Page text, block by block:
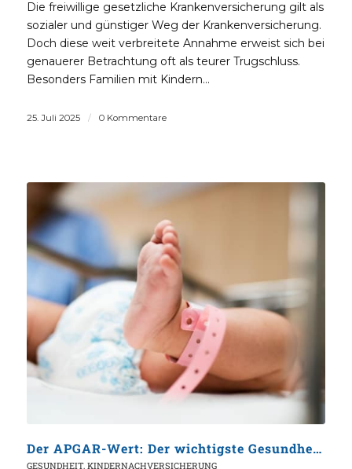
Die freiwillige gesetzliche Krankenversicherung gilt als
sozialer und günstiger Weg der Krankenversicherung.
Doch diese weit verbreitete Annahme erweist sich bei
genauerer Betrachtung oft als teurer Trugschluss.
Besonders Familien mit Kindern…
25. Juli 2025 / 0 Kommentare
Der APGAR-Wert: Der wichtigste Gesundheitscheck für Ihr Neugeborenes
GESUNDHEIT, KINDERNACHVERSICHERUNG